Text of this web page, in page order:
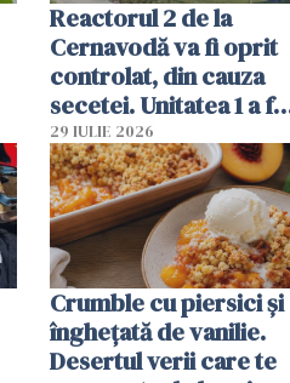
Reactorul 2 de la
Cernavodă va fi oprit
controlat, din cauza
secetei. Unitatea 1 a
deja oprită
29 IULIE 2026
Crumble cu piersici și
înghețată de vanilie.
Desertul verii care te